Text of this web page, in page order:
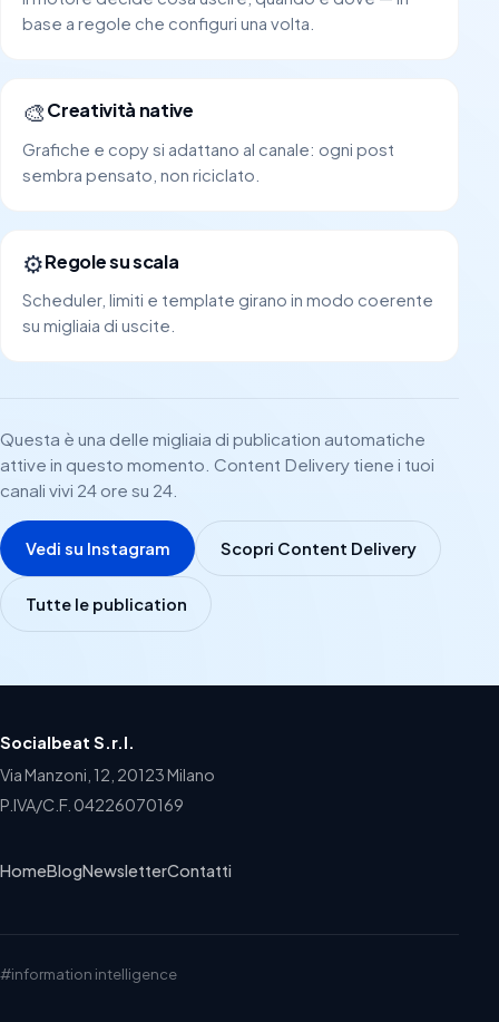
base a regole che configuri una volta.
🎨Creatività native
Grafiche e copy si adattano al canale: ogni post
sembra pensato, non riciclato.
⚙️Regole su scala
Scheduler, limiti e template girano in modo coerente
su migliaia di uscite.
Questa è una delle migliaia di publication automatiche
attive in questo momento. Content Delivery tiene i tuoi
canali vivi 24 ore su 24.
Vedi su Instagram Scopri Content Delivery
Tutte le publication
Socialbeat S.r.l.
Via Manzoni, 12, 20123 Milano
P.IVA/C.F. 04226070169
HomeBlogNewsletterContatti
#information intelligence